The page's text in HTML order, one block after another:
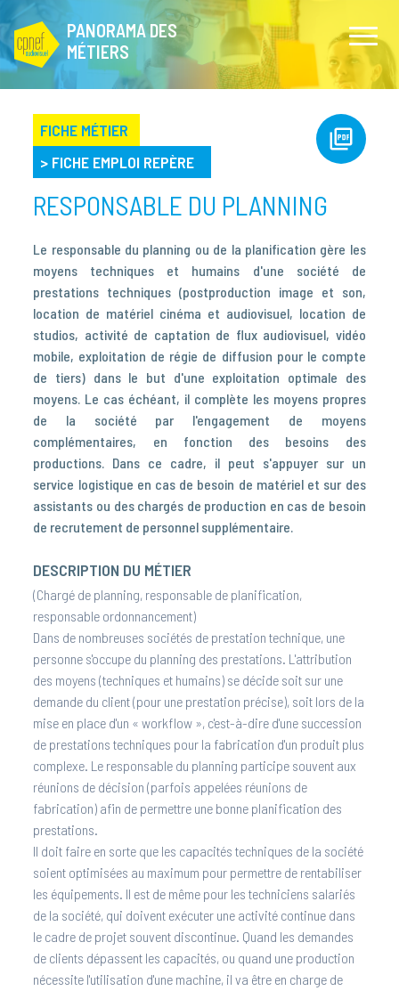
FICHE MÉTIER
> FICHE EMPLOI REPÈRE
RESPONSABLE DU PLANNING
Le responsable du planning ou de la planification gère les
moyens techniques et humains d'une société de
prestations techniques (postproduction image et son,
location de matériel cinéma et audiovisuel, location de
studios, activité de captation de flux audiovisuel, vidéo
mobile, exploitation de régie de diffusion pour le compte
de tiers) dans le but d'une exploitation optimale des
moyens. Le cas échéant, il complète les moyens propres
de la société par l'engagement de moyens
complémentaires, en fonction des besoins des
productions. Dans ce cadre, il peut s'appuyer sur un
service logistique en cas de besoin de matériel et sur des
assistants ou des chargés de production en cas de besoin
de recrutement de personnel supplémentaire.
DESCRIPTION DU MÉTIER
(Chargé de planning, responsable de planification,
responsable ordonnancement)
Dans de nombreuses sociétés de prestation technique, une
personne s'occupe du planning des prestations. L'attribution
des moyens (techniques et humains) se décide soit sur une
demande du client (pour une prestation précise), soit lors de la
mise en place d'un « workflow », c'est-à-dire d'une succession
de prestations techniques pour la fabrication d'un produit plus
complexe. Le responsable du planning participe souvent aux
réunions de décision (parfois appelées réunions de
fabrication) afin de permettre une bonne planification des
prestations.
Il doit faire en sorte que les capacités techniques de la société
soient optimisées au maximum pour permettre de rentabiliser
les équipements. Il est de même pour les techniciens salariés
de la société, qui doivent exécuter une activité continue dans
le cadre de projet souvent discontinue. Quand les demandes
de clients dépassent les capacités, ou quand une production
nécessite l'utilisation d'une machine, il va être en charge de
PANORAMA DES
MÉTIERS